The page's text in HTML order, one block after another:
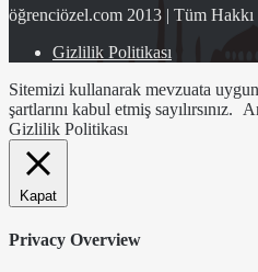
öğrenciözel.com 2013 | Tüm Hakkı
Gizlilik Politikası
Sitemizi kullanarak mevzuata
şartlarını kabul etmiş sayılırsınız.
Gizlilik Politikası
Kapat
Privacy Overview